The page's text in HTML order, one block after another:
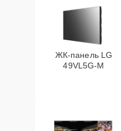
ЖК-панель LG
49VL5G-M